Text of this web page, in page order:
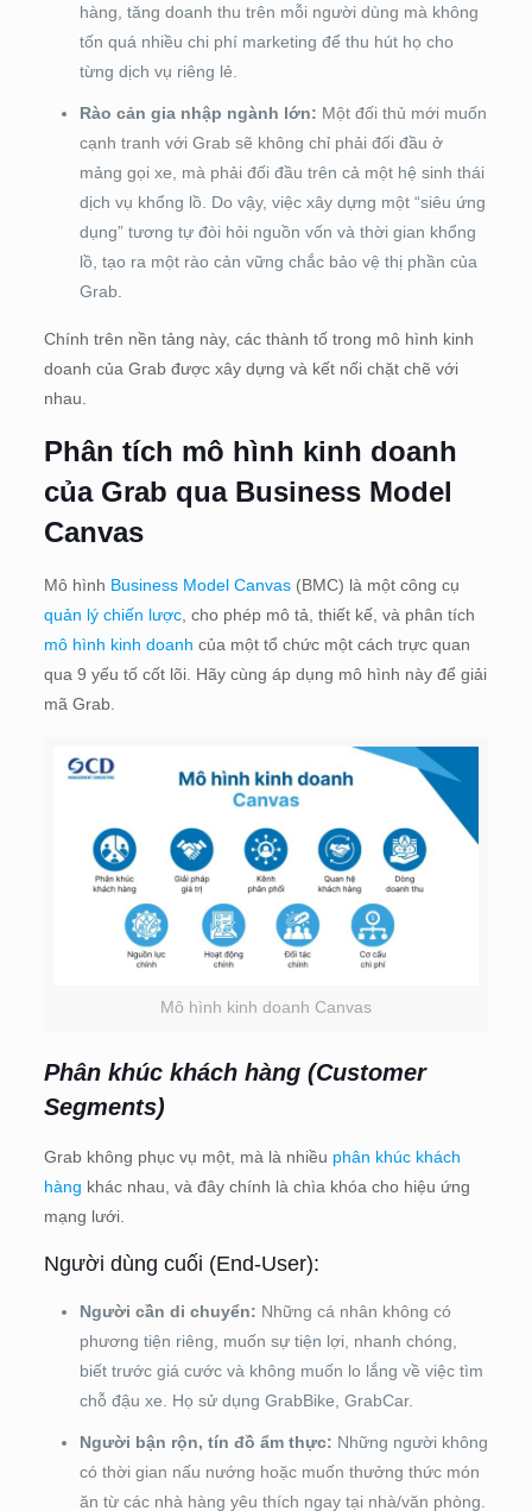
hàng, tăng doanh thu trên mỗi người dùng mà không
tốn quá nhiều chi phí marketing để thu hút họ cho
từng dịch vụ riêng lẻ.
Rào cản gia nhập ngành lớn: Một đối thủ mới muốn
cạnh tranh với Grab sẽ không chỉ phải đối đầu ở
mảng gọi xe, mà phải đối đầu trên cả một hệ sinh thái
dịch vụ khổng lồ. Do vậy, việc xây dựng một “siêu ứng
dụng” tương tự đòi hỏi nguồn vốn và thời gian khổng
lồ, tạo ra một rào cản vững chắc bảo vệ thị phần của
Grab.
Chính trên nền tảng này, các thành tố trong mô hình kinh
doanh của Grab được xây dựng và kết nối chặt chẽ với
nhau.
Phân tích mô hình kinh doanh
của Grab qua Business Model
Canvas
Mô hình Business Model Canvas(BMC) là một công cụ
quản lý chiến lược, cho phép mô tả, thiết kế, và phân tích
mô hình kinh doanh của một tổ chức một cách trực quan
qua 9 yếu tố cốt lõi. Hãy cùng áp dụng mô hình này để giải
mã Grab.
Mô hình kinh doanh Canvas
Phân khúc khách hàng (Customer
Segments)
Grab không phục vụ một, mà là nhiều phân khúc khách
hàng khác nhau, và đây chính là chìa khóa cho hiệu ứng
mạng lưới.
Người dùng cuối (End-User):
Người cần di chuyển: Những cá nhân không có
phương tiện riêng, muốn sự tiện lợi, nhanh chóng,
biết trước giá cước và không muốn lo lắng về việc tìm
chỗ đậu xe. Họ sử dụng GrabBike, GrabCar.
Người bận rộn, tín đồ ẩm thực: Những người không
có thời gian nấu nướng hoặc muốn thưởng thức món
ăn từ các nhà hàng yêu thích ngay tại nhà/văn phòng.